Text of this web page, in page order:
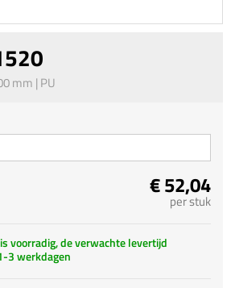
mm | PU
€ 52,04
per stuk
voorradig, de verwachte levertijd
3 werkdagen